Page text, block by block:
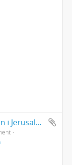
Den amerikanska kolonin i Jerusalem